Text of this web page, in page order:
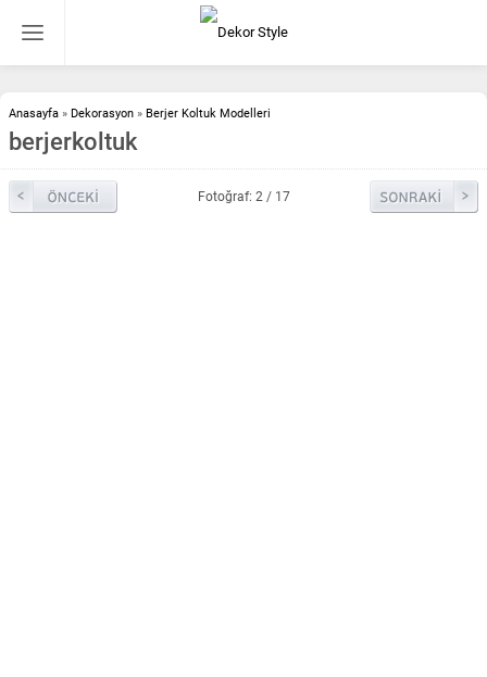
Anasayfa » Dekorasyon » Berjer Koltuk Modelleri
berjerkoltuk
Fotoğraf: 2 / 17